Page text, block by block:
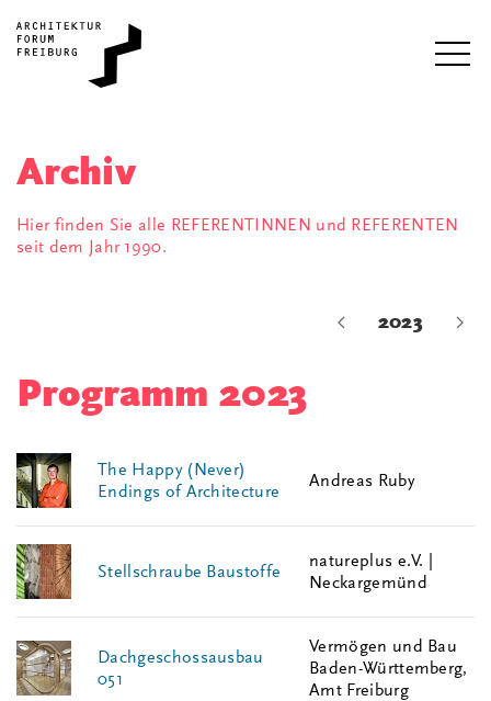
Archiv
Hier finden Sie alle REFERENTINNEN und REFERENTEN
seit dem Jahr 1990.
2023
Programm 2023
The Happy (Never)
Endings of Architecture
Andreas Ruby
Stellschraube Baustoffe
natureplus e.V. |
Neckargemünd
Dachgeschossausbau
051
Vermögen und Bau
Baden-Württemberg,
Amt Freiburg